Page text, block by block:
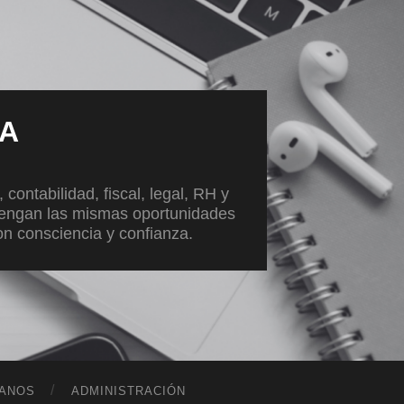
contabilidad, fiscal, legal, RH y
las mismas oportunidades
consciencia y confianza.
ADMINISTRACIÓN